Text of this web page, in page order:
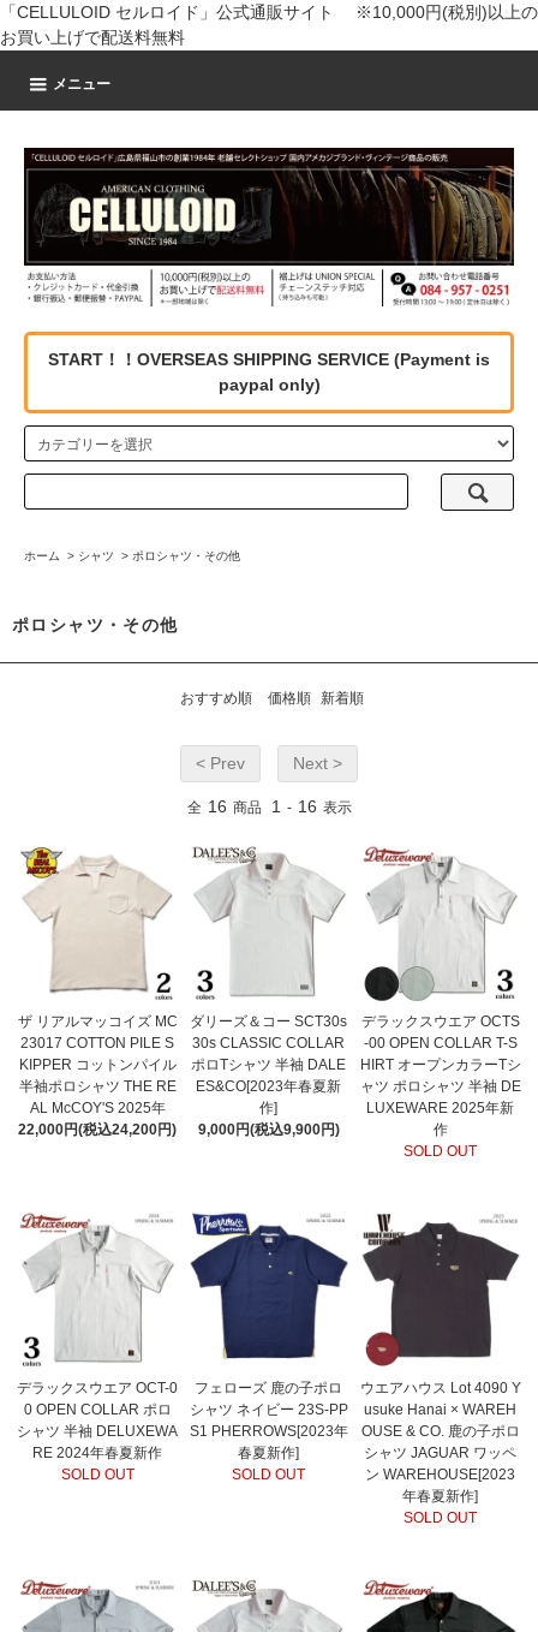
「CELLULOID セルロイド」公式通販サイト ※10,000円(税別)以上の
お買い上げで配送料無料
メニュー
START！！OVERSEAS SHIPPING SERVICE (Payment is
paypal only)
ホーム > シャツ > ポロシャツ・その他
ポロシャツ・その他
おすすめ順 価格順 新着順
< Prev Next >
全 16 商品 1 - 16 表示
ザ リアルマッコイズ MC
23017 COTTON PILE S
KIPPER コットンパイル
半袖ポロシャツ THE RE
AL McCOY'S 2025年
22,000円(税込24,200円)
ダリーズ＆コー SCT30s
30s CLASSIC COLLAR
ポロTシャツ 半袖 DALE
ES&CO[2023年春夏新
作]
9,000円(税込9,900円)
デラックスウエア OCTS
-00 OPEN COLLAR T-S
HIRT オープンカラーTシ
ャツ ポロシャツ 半袖 DE
LUXEWARE 2025年新
作
SOLD OUT
デラックスウエア OCT-0
0 OPEN COLLAR ポロ
シャツ 半袖 DELUXEWA
RE 2024年春夏新作
SOLD OUT
フェローズ 鹿の子ポロ
シャツ ネイビー 23S-PP
S1 PHERROWS[2023年
春夏新作]
SOLD OUT
ウエアハウス Lot 4090 Y
usuke Hanai × WAREH
OUSE & CO. 鹿の子ポロ
シャツ JAGUAR ワッペ
ン WAREHOUSE[2023
年春夏新作]
SOLD OUT